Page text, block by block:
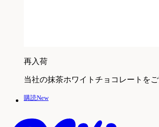
再入荷
当社の抹茶ホワイトチョコレートを
購読New